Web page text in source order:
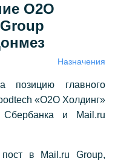
O2O
Назначения
позицию главного
«О2О Холдинг»
Сбербанка и Mail.ru
в Mail.ru Group,